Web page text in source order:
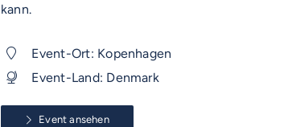
kann.
Event-Ort: Kopenhagen
Event-Land: Denmark
Event ansehen